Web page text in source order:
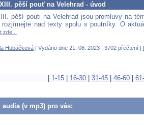
pěší pouť na Velehrad - úvod
pěší pouti na Velehrad jsou promluvy na
nad texty spolu s poutníky. O
zde...
Hubáčková | Vydáno dne 21. 08. 2023 | 3702 přečtení |
1-15 16-30 31-45 46-60
(v mp3) pro vás: